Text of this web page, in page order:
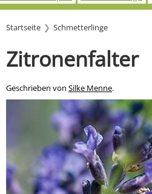
Startseite Schmetterlinge
Zitronenfalter
Geschrieben von Silke Menne.